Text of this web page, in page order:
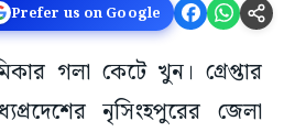
Prefer us on Google
গলা কেটে খুন। গ্রেপ্তার
নৃসিংহপুরের জেলা